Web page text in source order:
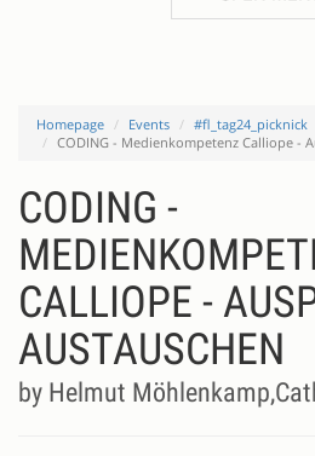
Homepage Events
#fl_tag24_picknick
CODING - Medienkompetenz Calliope -
CODING -
CALLIOPE -
AUSTAUSCHEN
by Helmut